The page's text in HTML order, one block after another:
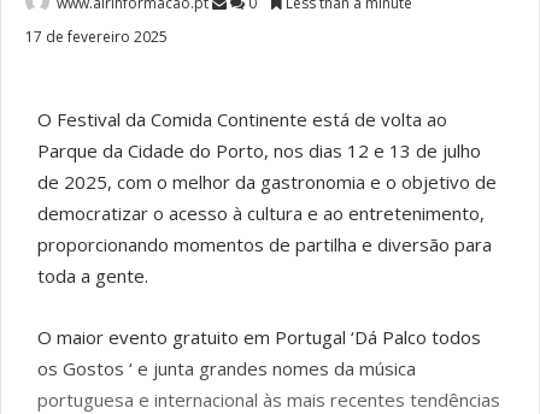
17 de fevereiro 2025
O Festival da Comida Continente está de volta ao
Parque da Cidade do Porto, nos dias 12 e 13 de julho
de 2025, com o melhor da gastronomia e o objetivo de
democratizar o acesso à cultura e ao entretenimento,
proporcionando momentos de partilha e diversão para
toda a gente.
O maior evento gratuito em Portugal ‘Dá Palco todos
os Gostos ‘ e junta grandes nomes da música
portuguesa e internacional às mais recentes tendências